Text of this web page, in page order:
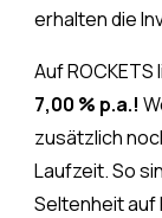
erhalten die
Auf
7,00 % p.a.!
zusätzlich
Laufzeit. So
Seltenheit auf